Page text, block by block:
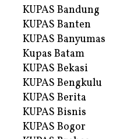
KUPAS Bandung
KUPAS Banten
KUPAS Banyumas
Kupas Batam
KUPAS Bekasi
KUPAS Bengkulu
KUPAS Berita
KUPAS Bisnis
KUPAS Bogor